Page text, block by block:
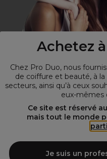
Achetez
Chez Pro Duo, nous
de coiffure et beauté, à
secteurs, ainsi qu’à ceux
eux-mêmes
Ce site est réservé
mais tout le monde
Je suis un
Spécialiste de la coiffure et de
large sélection de produits
Duo le fournisseur
de beauté! Notre gamme de